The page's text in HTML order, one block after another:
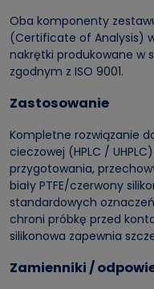
Oba komponenty
(Certificate of Analysis)
nakrętki produkowane w
zgodnym z ISO 9001.
Zastosowanie
Kompletne rozwiązanie
cieczowej (HPLC /
przygotowania,
biały PTFE/czerwony
standardowych
chroni próbkę przed
silikonowa zapewnia
Zamienniki /